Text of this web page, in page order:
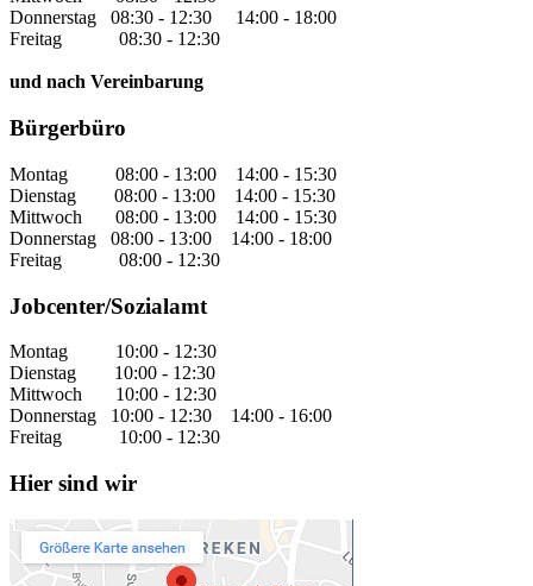
Donnerstag 08:30 - 12:30 14:00 - 18:00
Freitag 08:30 - 12:30
und nach Vereinbarung
Bürgerbüro
Montag 08:00 - 13:00 14:00 - 15:30
Dienstag 08:00 - 13:00 14:00 - 15:30
Mittwoch 08:00 - 13:00 14:00 - 15:30
Donnerstag 08:00 - 13:00 14:00 - 18:00
Freitag 08:00 - 12:30
Jobcenter/Sozialamt
Montag 10:00 - 12:30
Dienstag 10:00 - 12:30
Mittwoch 10:00 - 12:30
Donnerstag 10:00 - 12:30 14:00 - 16:00
Freitag 10:00 - 12:30
Hier sind wir